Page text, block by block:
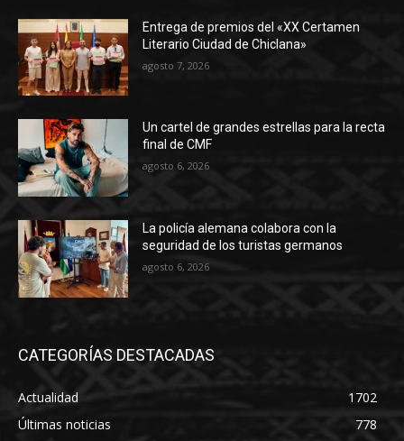
Entrega de premios del «XX Certamen
Literario Ciudad de Chiclana»
agosto 7, 2026
Un cartel de grandes estrellas para la recta
final de CMF
agosto 6, 2026
La policía alemana colabora con la
seguridad de los turistas germanos
agosto 6, 2026
CATEGORÍAS DESTACADAS
Actualidad
1702
Últimas noticias
778